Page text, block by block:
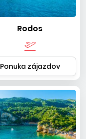
Rodos
Ponuka zájazdov